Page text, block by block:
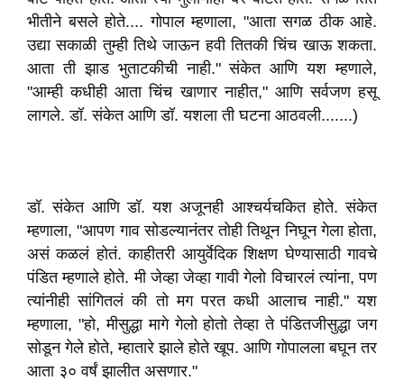
भीतीने बसले होते.... गोपाल म्हणाला, "आता सगळ ठीक आहे.
उद्या सकाळी तुम्ही तिथे जाऊन हवी तितकी चिंच खाऊ शकता.
आता ती झाड भुताटकीची नाही." संकेत आणि यश म्हणाले,
"आम्ही कधीही आता चिंच खाणार नाहीत," आणि सर्वजण हसू
लागले. डॉ. संकेत आणि डॉ. यशला ती घटना आठवली.......)
डॉ. संकेत आणि डॉ. यश अजूनही आश्चर्यचकित होते. संकेत
म्हणाला, "आपण गाव सोडल्यानंतर तोही तिथून निघून गेला होता,
असं कळलं होतं. काहीतरी आयुर्वेदिक शिक्षण घेण्यासाठी गावचे
पंडित म्हणाले होते. मी जेव्हा जेव्हा गावी गेलो विचारलं त्यांना, पण
त्यांनीही सांगितलं की तो मग परत कधी आलाच नाही." यश
म्हणाला, "हो, मीसुद्धा मागे गेलो होतो तेव्हा ते पंडितजीसुद्धा जग
सोडून गेले होते, म्हातारे झाले होते खूप. आणि गोपालला बघून तर
आता ३० वर्षं झालीत असणार."